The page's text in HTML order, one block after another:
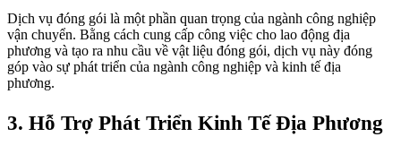
Dịch vụ đóng gói là một phần quan trọng của ngành công nghiệp
vận chuyển. Bằng cách cung cấp công việc cho lao động địa
phương và tạo ra nhu cầu về vật liệu đóng gói, dịch vụ này đóng
góp vào sự phát triển của ngành công nghiệp và kinh tế địa
phương.
3. Hỗ Trợ Phát Triển Kinh Tế Địa Phương